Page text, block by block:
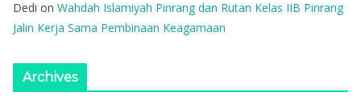
Dedi on Wahdah Islamiyah Pinrang dan Rutan Kelas IIB Pinrang
Jalin Kerja Sama Pembinaan Keagamaan
Archives